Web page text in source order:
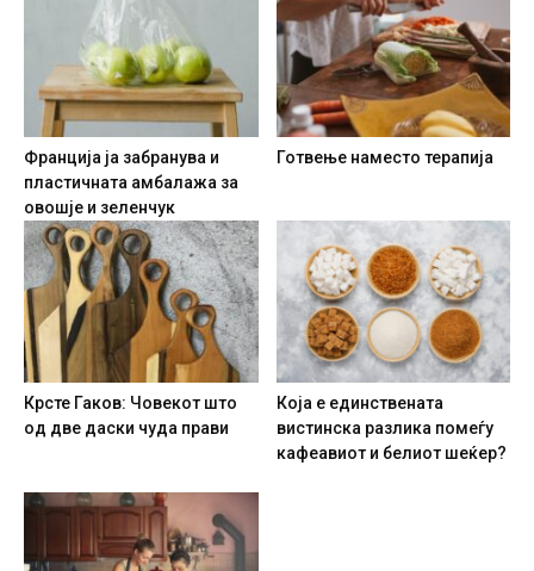
Франција ја забранува и
пластичната амбалажа за
овошје и зеленчук
Готвење наместо терапија
Крсте Гаков: Човекот што
од две даски чуда прави
Која е единствената
вистинска разлика помеѓу
кафеавиот и белиот шеќер?